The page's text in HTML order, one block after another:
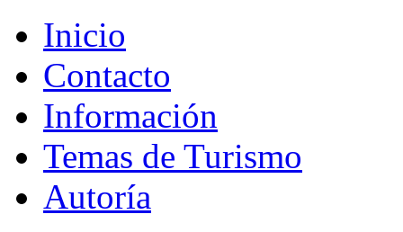
Inicio
Contacto
Información
Temas de Turismo
Autoría